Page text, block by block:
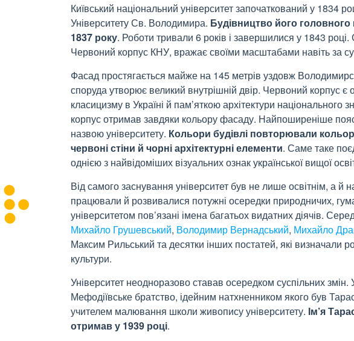
Київський національний університет започаткований у 1834
Університету Св. Володимира. Будівництво його
1837 року. Роботи тривали 6 років і завершилися у 1843
Червоний корпус КНУ, вражає своїми масштабами навіть за
Фасад простягається майже на 145 метрів уздовж
споруда утворює великий внутрішній двір. Червоний корпус є
класицизму в Україні й пам’яткою архітектури національного
корпус отримав завдяки кольору фасаду. Найпоширеніше
назвою університету. Кольори будівлі повторювали
червоні стіни й чорні архітектурні елементи. Саме таке
однією з найвідоміших візуальних ознак української вищої
Від самого заснування університет був не лише освітнім, а й
працювали й розвивалися потужні осередки природничих,
університетом пов’язані імена багатьох видатних діячів.
Михайло Грушевський, Володимир Вернадський, Михайло
Максим Рильський та десятки інших постатей, які визначали
культури.
Університет неодноразово ставав осередком суспільних змін.
Мефодіївське братство, ідейним натхненником якого був
учителем малювання школи живопису університету. Ім’я
отримав у 1939 році.